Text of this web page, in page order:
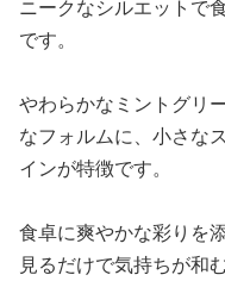
ニークなシルエットで
です。
やわらかなミントグリ
なフォルムに、小さな
インが特徴です。
食卓に爽やかな彩りを
見るだけで気持ちが和